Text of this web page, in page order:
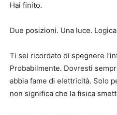
Hai finito.
Due posizioni. Una luce.
Ti sei ricordato di spegnere
Probabilmente. Dovresti
abbia fame di elettricità. Solo
non significa che la fisica